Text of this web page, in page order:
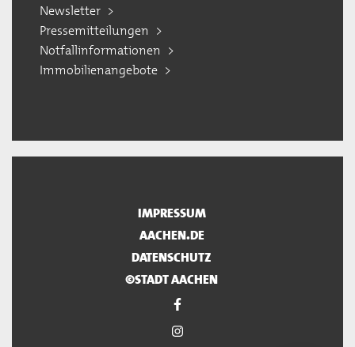
Newsletter
Pressemitteilungen
Notfallinformationen
Immobilienangebote
IMPRESSUM
AACHEN.DE
DATENSCHUTZ
©STADT AACHEN